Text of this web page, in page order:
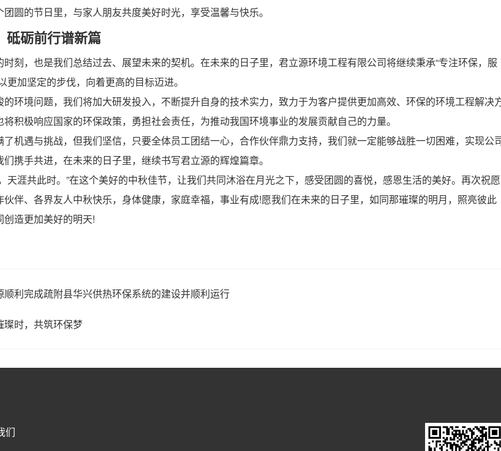
圆的节日里，与家人朋友共度美好时光，享受温馨与快乐。
砺前行谱新篇
，也是我们总结过去、展望未来的契机。在未来的日子里，君立源环境工程有限公司将继续秉承“专注环保，服
更加坚定的步伐，向着更高的目标迈进。
境问题，我们将加大研发投入，不断提升自身的技术实力，致力于为客户提供更加高效、环保的环境工程解决
积极响应国家的环保政策，勇担社会责任，为推动我国环境事业的发展贡献自己的力量。
遇与挑战，但我们坚信，只要全体员工团结一心，合作伙伴鼎力支持，我们就一定能够战胜一切困难，实现公
携手共进，在未来的日子里，继续书写君立源的辉煌篇章。
涯共此时。”在这个美好的中秋佳节，让我们共同沐浴在月光之下，感受团圆的喜悦，感恩生活的美好。再次祝愿
伙伴、各界友人中秋快乐，身体健康，家庭幸福，事业有成!愿我们在未来的日子里，如同那璀璨的明月，照亮彼此
造更加美好的明天!
顺利完成疏附县华兴供热环保系统的建设并顺利运行
璨时，共筑环保梦
们